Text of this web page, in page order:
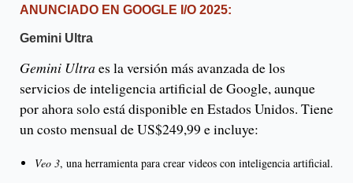
ANUNCIADO EN GOOGLE I/O 2025:
Gemini Ultra
Gemini Ultraes la versión más avanzada de los
servicios de inteligencia artificial de Google, aunque
por ahora solo está disponible en Estados Unidos. Tiene
un costo mensual de US$249,99 e incluye:
Veo 3, una herramienta para crear videos con inteligencia artificial.